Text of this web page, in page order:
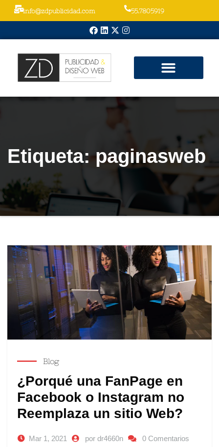
info@zdpublicidad.com 55.7805919
Etiqueta: paginasweb
Blog
¿Porqué una FanPage en
Facebook o Instagram no
Reemplaza un sitio Web?
Mar 1, 2021 por dr4660n
0 Comentarios